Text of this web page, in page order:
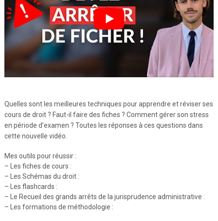
Quelles sont les meilleures techniques pour apprendre et réviser ses
cours de droit ? Faut-il faire des fiches ? Comment gérer son stress
en période d’examen ? Toutes les réponses à ces questions dans
cette nouvelle vidéo.
Mes outils pour réussir :
– Les fiches de cours :
– Les Schémas du droit :
– Les flashcards :
– Le Recueil des grands arrêts de la jurisprudence administrative :
– Les formations de méthodologie :